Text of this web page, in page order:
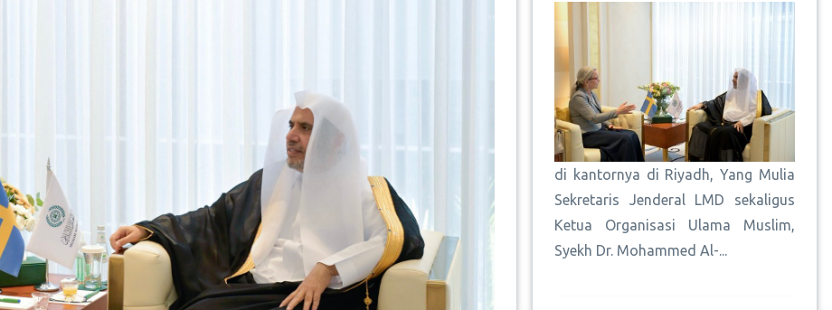
di kantornya di Riyadh, Yang Mulia
Sekretaris Jenderal LMD sekaligus
Ketua Organisasi Ulama Muslim,
Syekh Dr. Mohammed Al-...